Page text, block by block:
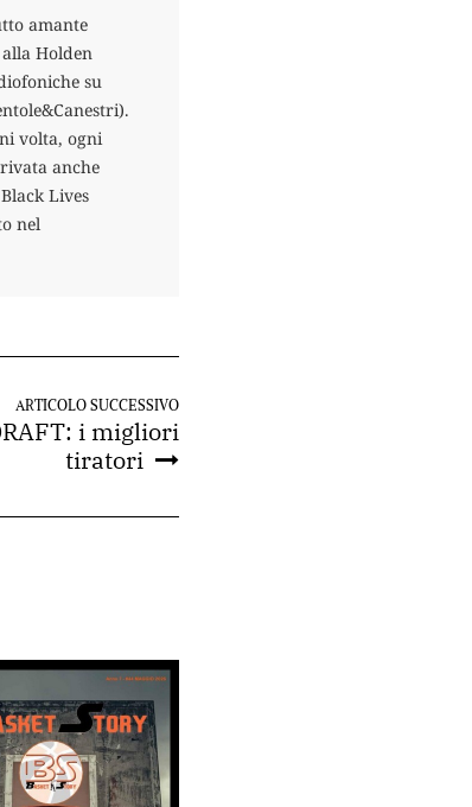
amante
Holden
su
volta, ogni
anche
Lives
nel
ARTICOLO SUCCESSIVO
i migliori
tiratori